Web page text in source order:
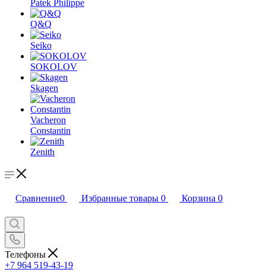
Patek Philippe
Q&Q
Seiko
SOKOLOV
Skagen
Vacheron
Constantin
Zenith
Сравнение0 Избранные товары 0 Корзина 0
Телефоны
+7 964 519-43-19